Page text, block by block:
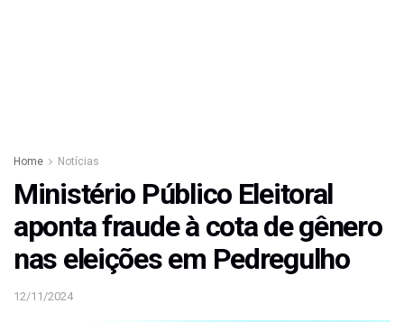
Home Notícias
Ministério Público Eleitoral
aponta fraude à cota de gênero
nas eleições em Pedregulho
12/11/2024